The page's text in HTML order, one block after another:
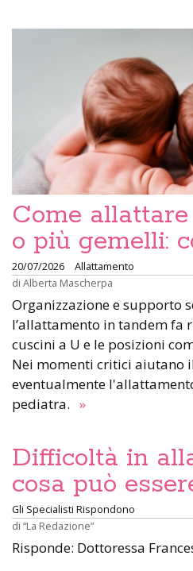
Come
o più gemelli:
20/07/2026
Allattamento
di Alberta Mascherpa
Organizzazione e supporto
l’allattamento in tandem fa
cuscini a U e le posizioni
Nei momenti critici aiutano
eventualmente
pediatra. »
Difficoltà in
cosa può
Gli Specialisti Rispondono
di “La Redazione”
Risponde: Dottoressa